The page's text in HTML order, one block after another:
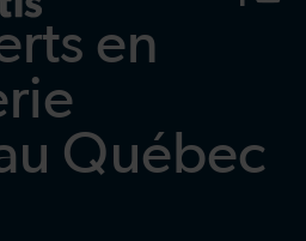
en
Québec